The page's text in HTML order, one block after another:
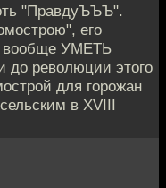
"ПравдуЪЪЪ".
его
УМЕТЬ
до революции этого
для горожан
в XVIII